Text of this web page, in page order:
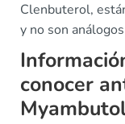
Clenbuterol,
y no son
conocer